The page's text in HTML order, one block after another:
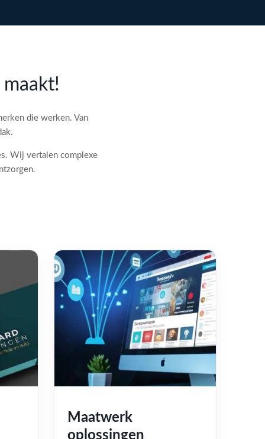
die werken. Van
Wij vertalen complexe
Maatwerk
oplossingen